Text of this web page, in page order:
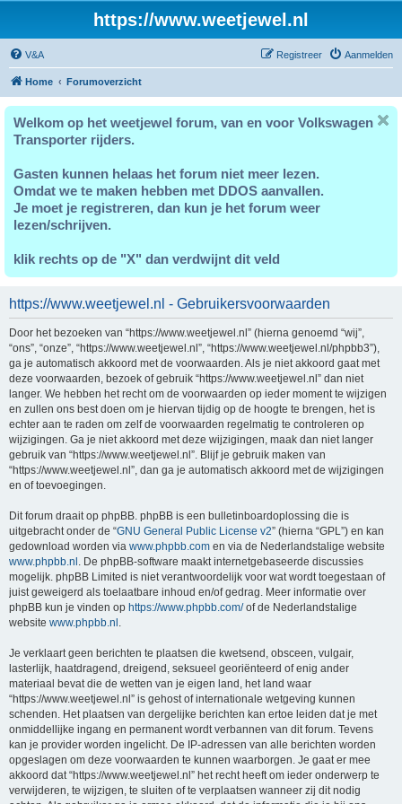
https://www.weetjewel.nl
V&A Aanmelden
Registreer
Home Forumoverzicht
Welkom op het weetjewel forum, van en voor Volkswagen
Transporter rijders.
Gasten kunnen helaas het forum niet meer lezen.
Omdat we te maken hebben met DDOS aanvallen.
Je moet je registreren, dan kun je het forum weer
lezen/schrijven.
klik rechts op de "X" dan verdwijnt dit veld
https://www.weetjewel.nl - Gebruikersvoorwaarden
Door het bezoeken van “https://www.weetjewel.nl” (hierna genoemd “wij”,
“ons”, “onze”, “https://www.weetjewel.nl”, “https://www.weetjewel.nl/phpbb3”),
ga je automatisch akkoord met de voorwaarden. Als je niet akkoord gaat met
deze voorwaarden, bezoek of gebruik “https://www.weetjewel.nl” dan niet
langer. We hebben het recht om de voorwaarden op ieder moment te wijzigen
en zullen ons best doen om je hiervan tijdig op de hoogte te brengen, het is
echter aan te raden om zelf de voorwaarden regelmatig te controleren op
wijzigingen. Ga je niet akkoord met deze wijzigingen, maak dan niet langer
gebruik van “https://www.weetjewel.nl”. Blijf je gebruik maken van
“https://www.weetjewel.nl”, dan ga je automatisch akkoord met de wijzigingen
en of toevoegingen.
Dit forum draait op phpBB. phpBB is een bulletinboardoplossing die is
uitgebracht onder de “GNU General Public License v2” (hierna “GPL”) en kan
gedownload worden via www.phpbb.com en via de Nederlandstalige website
www.phpbb.nl . De phpBB-software maakt internetgebaseerde discussies
mogelijk. phpBB Limited is niet verantwoordelijk voor wat wordt toegestaan of
juist geweigerd als toelaatbare inhoud en/of gedrag. Meer informatie over
phpBB kun je vinden op https://www.phpbb.com/of de Nederlandstalige
website www.phpbb.nl .
Je verklaart geen berichten te plaatsen die kwetsend, obsceen, vulgair,
lasterlijk, haatdragend, dreigend, seksueel georiënteerd of enig ander
materiaal bevat die de wetten van je eigen land, het land waar
“https://www.weetjewel.nl” is gehost of internationale wetgeving kunnen
schenden. Het plaatsen van dergelijke berichten kan ertoe leiden dat je met
onmiddellijke ingang en permanent wordt verbannen van dit forum. Tevens
kan je provider worden ingelicht. De IP-adressen van alle berichten worden
opgeslagen om deze voorwaarden te kunnen waarborgen. Je gaat er mee
akkoord dat “https://www.weetjewel.nl” het recht heeft om ieder onderwerp te
verwijderen, te wijzigen, te sluiten of te verplaatsen wanneer zij dit nodig